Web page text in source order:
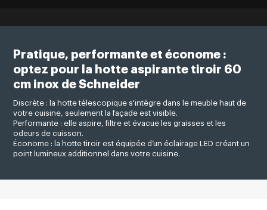
Pratique, performante et économe :
optez pour la hotte aspirante tiroir 60
cm inox de Schneider
Discrète : la hotte télescopique s'intègre dans le meuble haut de
votre cuisine, seulement la façade est visible.
Performante : elle aspire, filtre et évacue les graisses et les
odeurs de cuisson.
Économe : la hotte tiroir est équipée d’un éclairage LED créant un
point lumineux additionnel dans votre cuisine.